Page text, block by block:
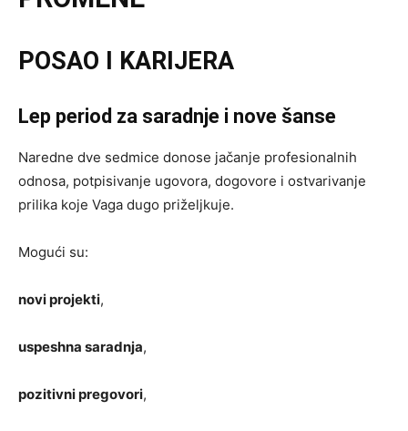
POSAO I KARIJERA
Lep period za saradnje i nove šanse
Naredne dve sedmice donose jačanje profesionalnih
odnosa, potpisivanje ugovora, dogovore i ostvarivanje
prilika koje Vaga dugo priželjkuje.
Mogući su:
novi projekti,
uspeshna saradnja,
pozitivni pregovori,